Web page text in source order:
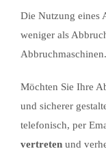
Die Nutzung eines
weniger als
Abbruchmaschinen.
Möchten Sie Ihre
und sicherer
telefonisch, per
vertreten und